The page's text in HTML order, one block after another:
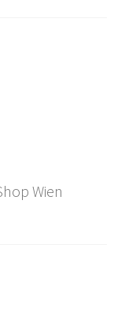
Wien